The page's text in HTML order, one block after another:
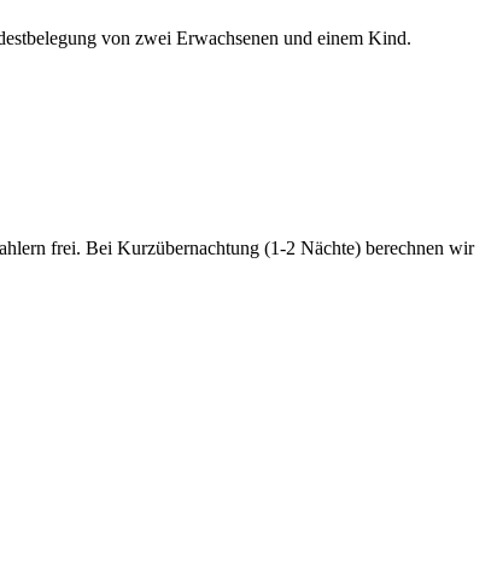
von zwei Erwachsenen und einem Kind.
frei. Bei Kurzübernachtung (1-2 Nächte) berechnen wir